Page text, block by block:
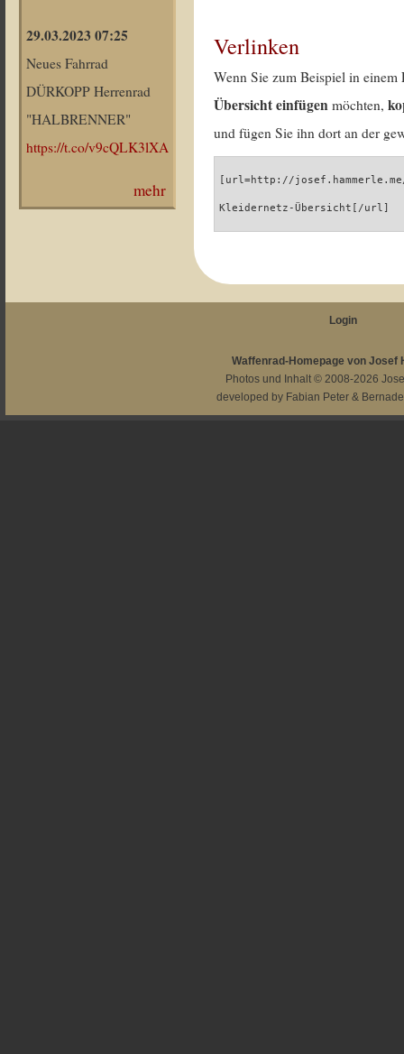
29.03.2023 07:25
Neues Fahrrad
DÜRKOPP Herrenrad
"HALBRENNER"
https://t.co/v9cQLK3lXA
mehr
Verlinken
Wenn Sie zum Beispiel in
Übersicht einfügen möchten,
und fügen Sie ihn dort an der
[url=http://
Kleidernetz-Übersicht[/url]
Login
Waffenrad-Homepage von Josef
Photos und Inhalt © 2008-2026
developed by Fabian Peter &